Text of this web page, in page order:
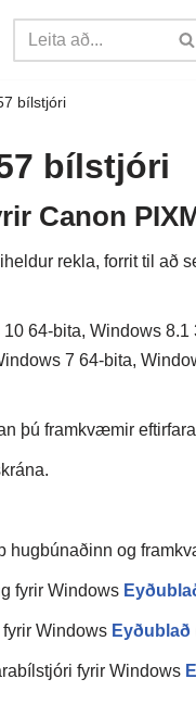
bílstjóri
bílstjóri
Canon
rekla, forrit til að
64-bita, Windows
7 64-bita,
þú framkvæmir
hugbúnaðinn og
fyrir Windows
Windows Eyðublað
fyrir Windows